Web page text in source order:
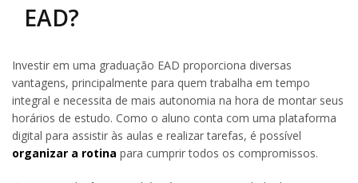
EAD?
Investir em uma graduação EAD proporciona diversas
vantagens, principalmente para quem trabalha em tempo
integral e necessita de mais autonomia na hora de montar seus
horários de estudo. Como o aluno conta com uma plataforma
digital para assistir às aulas e realizar tarefas, é possível
organizar a rotina para cumprir todos os compromissos.